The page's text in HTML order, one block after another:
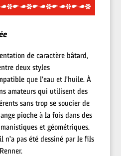
de caractère bâtard,
deux styles
que l’eau et l’huile. À
amateurs qui utilisent des
sans trop se soucier de
pioche à la fois dans des
et géométriques.
n’a pas été dessiné par le fils